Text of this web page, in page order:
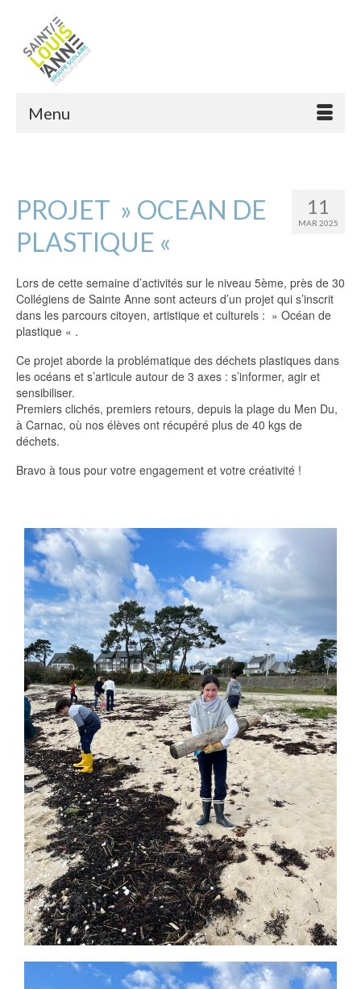
Menu
11
MAR 2025
PROJET » OCEAN DE
PLASTIQUE «
Lors de cette semaine d’activités sur le niveau 5ème, près de 30
Collégiens de Sainte Anne sont acteurs d’un projet qui s’inscrit
dans les parcours citoyen, artistique et culturels : » Océan de
plastique « .
Ce projet aborde la problématique des déchets plastiques dans
les océans et s’articule autour de 3 axes : s’informer, agir et
sensibiliser.
Premiers clichés, premiers retours, depuis la plage du Men Du,
à Carnac, où nos élèves ont récupéré plus de 40 kgs de
déchets.
Bravo à tous pour votre engagement et votre créativité !